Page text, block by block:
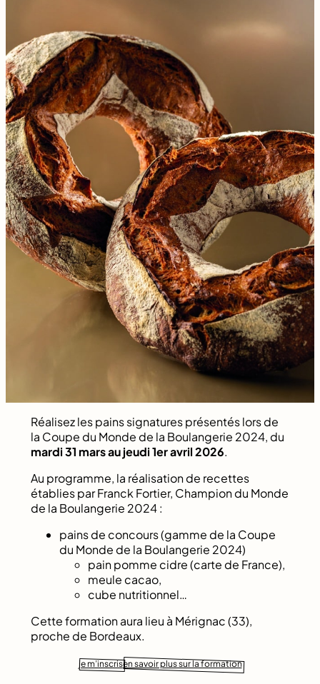
Réalisez les pains signatures présentés lors de
la Coupe du Monde de la Boulangerie 2024, du
mardi 31 mars au jeudi 1er avril 2026.
Au programme, la réalisation de recettes
établies par Franck Fortier, Champion du Monde
de la Boulangerie 2024 :
pains de concours (gamme de la Coupe
du Monde de la Boulangerie 2024)
pain pomme cidre (carte de France),
meule cacao,
cube nutritionnel…
Cette formation aura lieu à Mérignac (33),
proche de Bordeaux.
je m’inscrisen savoir plus sur la formation